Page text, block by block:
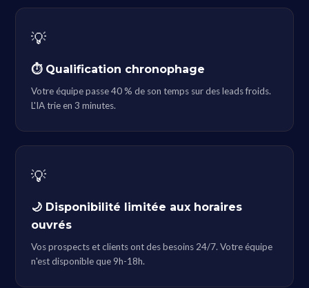
💡
⏱ Qualification chronophage
Votre équipe passe 40 % de son temps sur des leads froids.
L'IA trie en 3 minutes.
💡
🌙 Disponibilité limitée aux horaires
ouvrés
Vos prospects et clients ont des besoins 24/7. Votre équipe
n'est disponible que 9h-18h.